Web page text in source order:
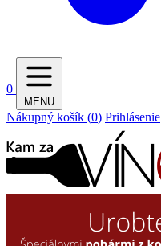
0
MENU
Nákupný košík (0) Prihlásenie